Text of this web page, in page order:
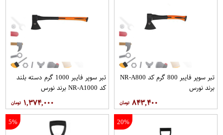
تبر سوپر فایبر 800 گرم کد NR-A800
برند نورس
۸۴۳,۴۰۰
تبر سوپر فایبر 1000 گرم دسته بلند
کد NR-A1000 برند نورس
۱,۳۷۴,۰۰۰
20%
5%